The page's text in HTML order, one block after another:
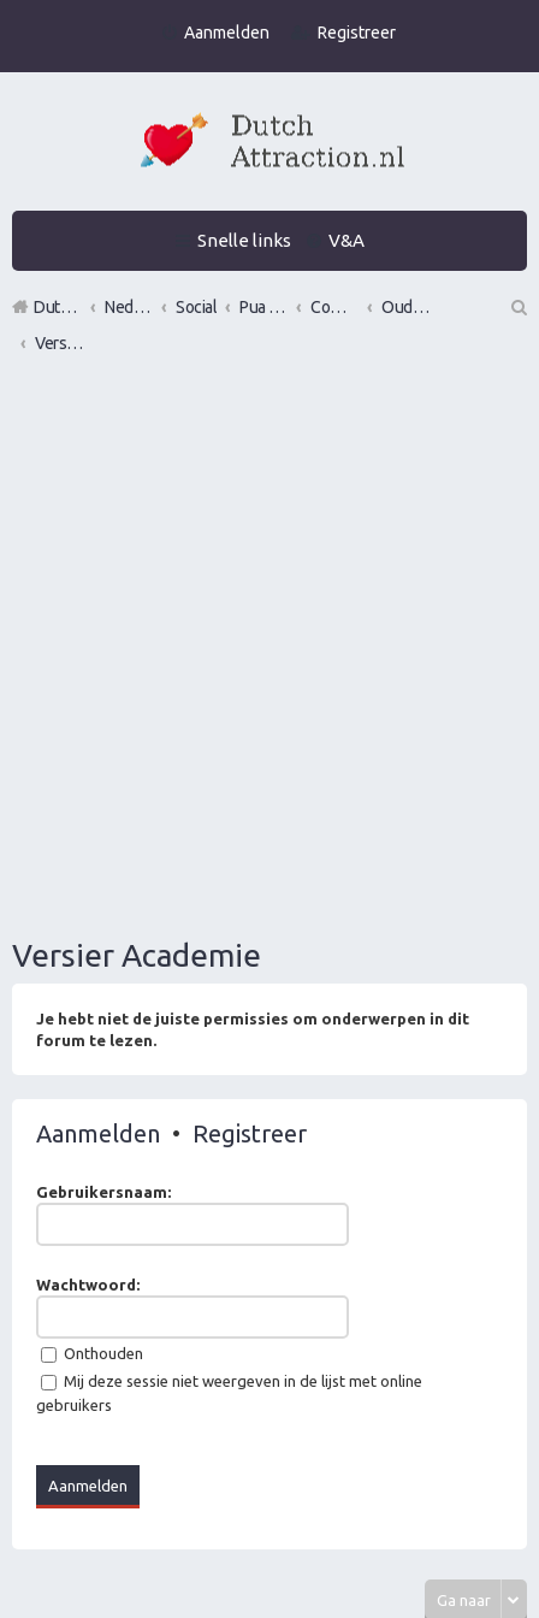
Aanmelden Registreer
Snelle links V&A
DutchAttraction.nl Nederlands grootste Dutch Attraction, Lifestyle, Vrouwen versieren en Pick-Up (PUA) Forum Social Pua evenementen Commerciële bedrijven / Reviews van versier workshops en pick up bootcamps
Oude bedrijven
Versier Academie
Versier Academie
Je hebt niet de juiste permissies om onderwerpen in dit
forum te lezen.
Aanmelden • Registreer
Gebruikersnaam:
Wachtwoord:
Onthouden
Mij deze sessie niet weergeven in de lijst met online
gebruikers
Ga naar